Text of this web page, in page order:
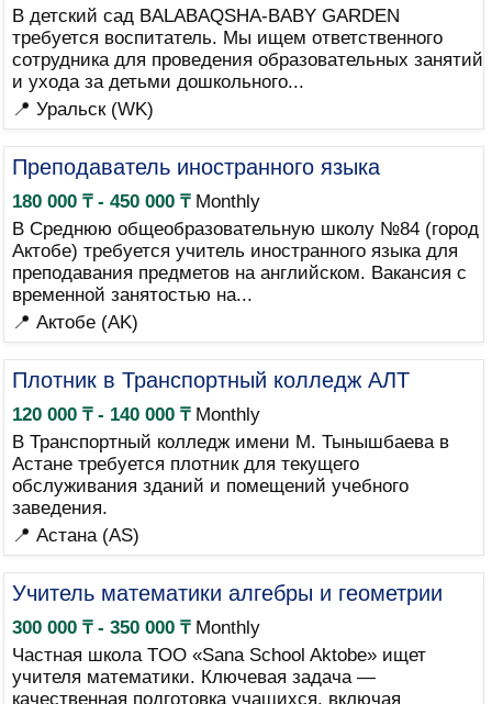
В детский сад BALABAQSHA-BABY GARDEN
требуется воспитатель. Мы ищем ответственного
сотрудника для проведения образовательных занятий
и ухода за детьми дошкольного...
📍 Уральск (WK)
Преподаватель иностранного языка
180 000 ₸ - 450 000 ₸Monthly
В Среднюю общеобразовательную школу №84 (город
Актобе) требуется учитель иностранного языка для
преподавания предметов на английском. Вакансия с
временной занятостью на...
📍 Актобе (AK)
Плотник в Транспортный колледж АЛТ
120 000 ₸ - 140 000 ₸Monthly
В Транспортный колледж имени М. Тынышбаева в
Астане требуется плотник для текущего
обслуживания зданий и помещений учебного
заведения.
📍 Астана (AS)
Учитель математики алгебры и геометрии
300 000 ₸ - 350 000 ₸Monthly
Частная школа TOO «Sana School Aktobe» ищет
учителя математики. Ключевая задача —
качественная подготовка учащихся, включая